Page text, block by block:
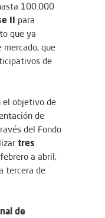
100.000
II para
que ya
que
de
el objetivo de
de
del Fondo
tres
a abril,
tercera de
de